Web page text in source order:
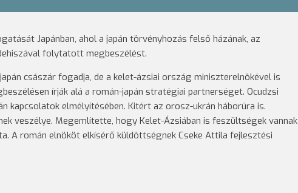
Japánban, ahol a japán törvényhozás felső házának, az
folytatott megbeszélést.
császár fogadja, de a kelet-ázsiai ország miniszterelnökével is
írják alá a román-japán stratégiai partnerséget. Ocudzsi
kapcsolatok elmélyítésében. Kitért az orosz-ukrán háborúra is.
veszélye. Megemlítette, hogy Kelet-Ázsiában is feszültségek vannak
A román elnököt elkísérő küldöttségnek Cseke Attila fejlesztési